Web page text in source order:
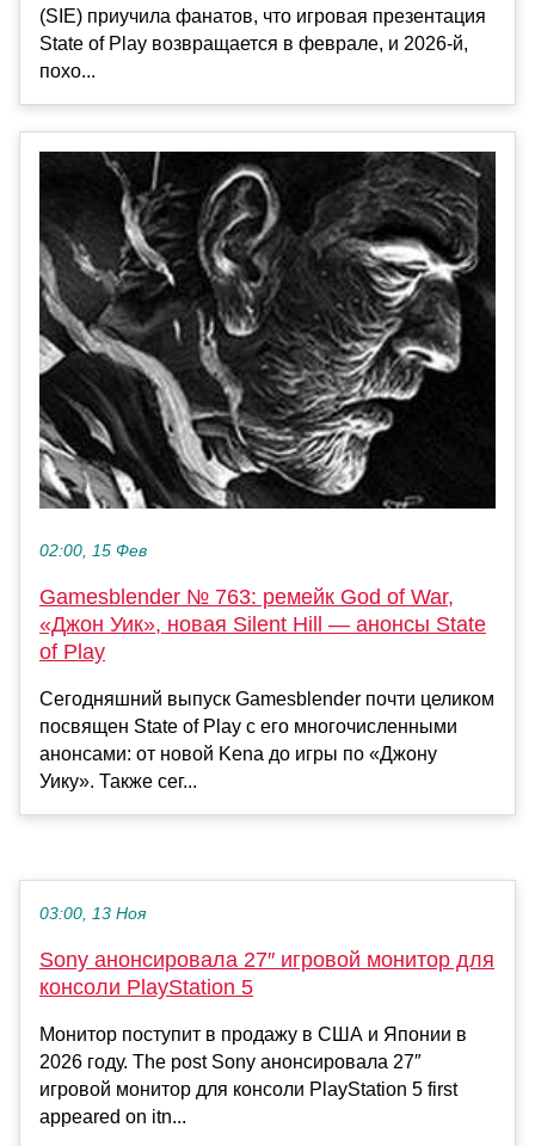
(SIE) приучила фанатов, что игровая презентация
State of Play возвращается в феврале, и 2026-й,
похо...
02:00, 15 Фев
Gamesblender № 763: ремейк God of War,
«Джон Уик», новая Silent Hill — анонсы State
of Play
Сегодняшний выпуск Gamesblender почти целиком
посвящен State of Play с его многочисленными
анонсами: от новой Kena до игры по «Джону
Уику». Также сег...
03:00, 13 Ноя
Sony анонсировала 27″ игровой монитор для
консоли PlayStation 5
Монитор поступит в продажу в США и Японии в
2026 году. The post Sony анонсировала 27″
игровой монитор для консоли PlayStation 5 first
appeared on itn...